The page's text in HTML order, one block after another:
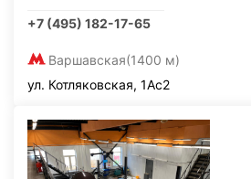
+7 (495) 182-17-65
Варшавская(1400 м)
ул. Котляковская, 1Ас2